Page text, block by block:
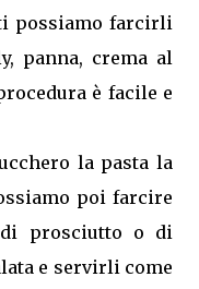
possiamo farcirli
panna, crema al
è facile e
la pasta la
poi farcire
prosciutto o di
e servirli come